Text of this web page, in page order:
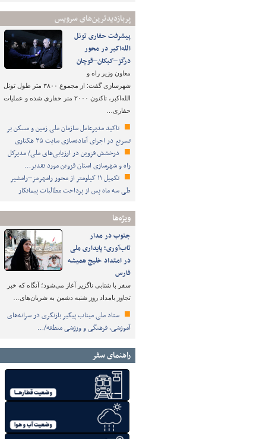
پربازدیدترین‌های سرویس
پیشرفت حفاری تونل
الله‌اکبر در محور
درگز–کبکان–قوچان
معاون وزیر راه و
شهرسازی گفت: از مجموع ۳۸۰۰ متر طول تونل
الله‌اکبر، تاکنون ۲۰۰۰ متر حفاری شده و عملیات
حفاری…
تاکید مدیرعامل سازمان ملی زمین و مسکن بر
تسریع در اجرای آماده‌سازی سایت ۳۵ هکتاری
درخشش قزوین در ارزیابی‌های ملی/ مدیرکل
راه و شهرسازی استان قزوین مورد تقدیر…
تکمیل ۱۱ کیلومتر از محور رامهرمز–رامشیر
طی سه ماه پس از پرداخت مطالبات پیمانکار
ویژه‌ها
جنوب در مدار
تاب‌آوری؛ پایداری ملی
در امتداد خلیج همیشه
فارس
سفر با شتابی ناگزیر آغاز می‌شود؛ آنگاه که خبر
تجاوز بامداد روز شنبه دشمن به شریان‌های…
ستاد ملی میناب پیگیر بازنگری در سرانه‌های
آموزشی، فرهنگی و ورزشی منطقه/…
راهنمای سفر